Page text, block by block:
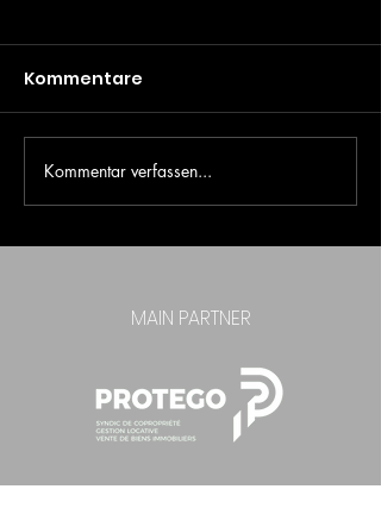
Kommentare
Kommentar verfassen...
MAIN PARTNER